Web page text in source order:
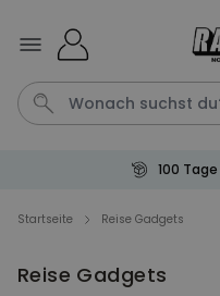
100
Startseite Reise Gadgets
Reise Gadgets